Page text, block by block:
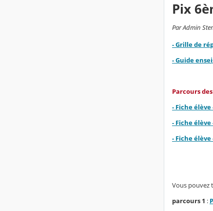
Pix
Par Admin
- Grille de
- Guide
Parcours
- Fiche
- Fiche
- Fiche
Vous pouvez
parcours 1 :